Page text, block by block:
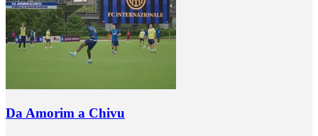
Da Amorim a Chivu